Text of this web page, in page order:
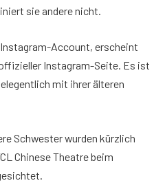
sie andere nicht.
Account, erscheint
Instagram-Seite. Es ist
mit ihrer älteren
Schwester wurden kürzlich
Chinese Theatre beim